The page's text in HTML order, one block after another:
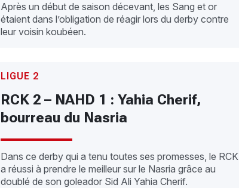
Après un début de saison décevant, les Sang et or
étaient dans l’obligation de réagir lors du derby contre
leur voisin koubéen.
LIGUE 2
RCK 2 – NAHD 1 : Yahia Cherif,
bourreau du Nasria
Dans ce derby qui a tenu toutes ses promesses, le RCK
a réussi à prendre le meilleur sur le Nasria grâce au
doublé de son goleador Sid Ali Yahia Cherif.